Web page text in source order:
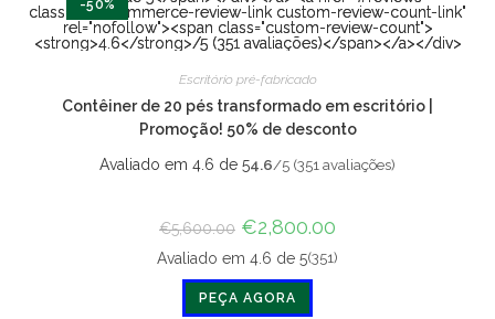
-50%
Escritório pré-fabricado
Contêiner de 20 pés transformado em escritório |
Promoção! 50% de desconto
Avaliado em 4.6 de 54.6/5 (351 avaliações)
€5,600.00 O
preço
original
era:
€5,600.00.
€2,800.00
atual
Avaliado em 4.6 de 5(351)
PEÇA AGORA